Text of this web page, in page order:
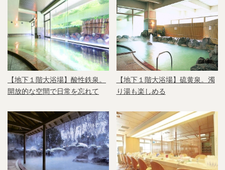
【地下１階大浴場】酸性鉄泉。
開放的な空間で日常を忘れて
【地下１階大浴場】硫黄泉。濁
り湯も楽しめる